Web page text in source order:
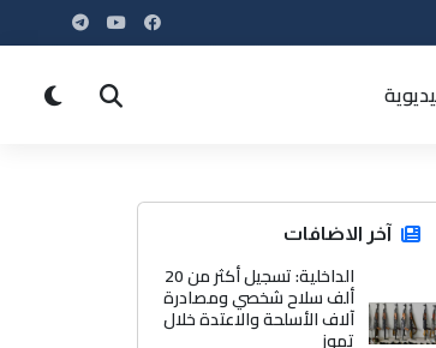
آخر الاضافات
الداخلية: تسجيل أكثر من 20
ألف سلاح شخصي ومصادرة
آلاف الأسلحة والاعتدة خلال
تموز